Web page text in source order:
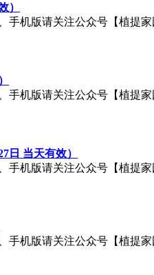
）
机版请关注公众号【植提家
机版请关注公众号【植提家
日 当天有效）
机版请关注公众号【植提家
机版请关注公众号【植提家